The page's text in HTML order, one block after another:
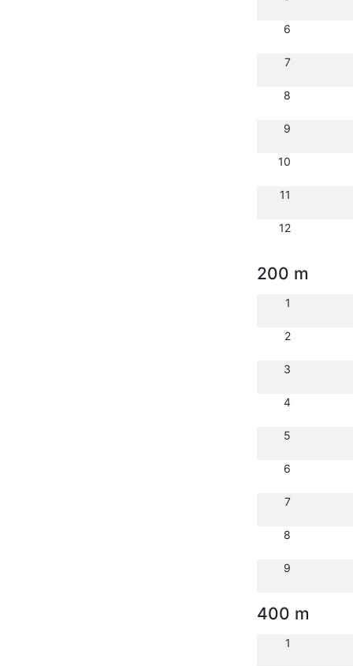
6
7
8
9
10
11
12
200 m
1
2
3
4
5
6
7
8
9
400 m
1